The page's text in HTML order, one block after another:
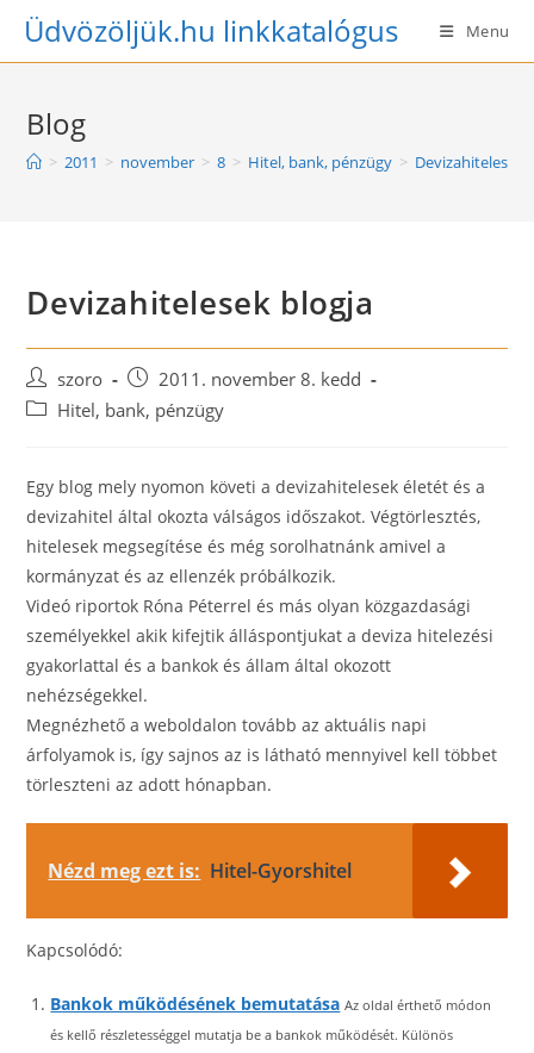
SkipÜdvözöljük.hu linkkatalógus Menu
Blog
> 2011 > november > 8 > Hitel, bank, pénzügy > Devizahitelesek
Devizahitelesek blogja
Post
author:
szoro
Post
published:
2011. november 8. kedd
PostHitel, bank, pénzügy
Egy blog mely nyomon követi a devizahitelesek életét és a
devizahitel által okozta válságos időszakot. Végtörlesztés,
hitelesek megsegítése és még sorolhatnánk amivel a
kormányzat és az ellenzék próbálkozik.
Videó riportok Róna Péterrel és más olyan közgazdasági
személyekkel akik kifejtik álláspontjukat a deviza hitelezési
gyakorlattal és a bankok és állam által okozott
nehézségekkel.
Megnézhető a weboldalon tovább az aktuális napi
árfolyamok is, így sajnos az is látható mennyivel kell többet
törleszteni az adott hónapban.
Nézd meg ezt is: Hitel-Gyorshitel
Kapcsolódó:
Bankok működésének bemutatása Az oldal érthető módon
és kellő részletességgel mutatja be a bankok működését. Különös